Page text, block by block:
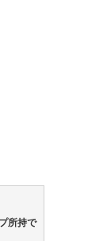
所持で